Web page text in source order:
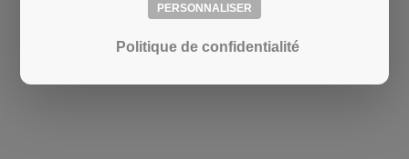
PERSONNALISER
Politique de confidentialité